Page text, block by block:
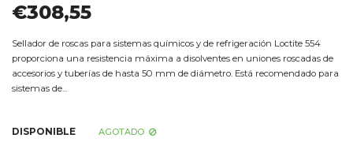
€308,55
Sellador de roscas para sistemas químicos y de refrigeración Loctite 554
proporciona una resistencia máxima a disolventes en uniones roscadas de
accesorios y tuberías de hasta 50 mm de diámetro. Está recomendado para
sistemas de...
DISPONIBLE AGOTADO